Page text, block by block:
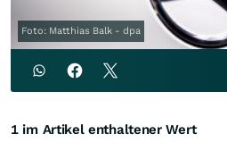
Foto: Matthias Balk - dpa
1 im Artikel enthaltener Wert